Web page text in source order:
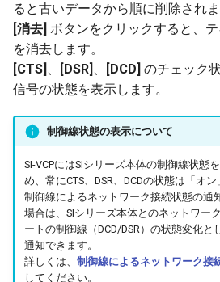
ると古いデータから順に削除されま
[消去] ボタンをクリックすると、
を消去します。
[CTS] 、 [DSR] 、 [DCD] のチェック
信号の状態を表示します。
制御線状態の表示について
SI-VCPにはSIシリーズ本体の制御線状態
め、常にCTS、DSR、DCDの状態は「オ
制御線によるネットワーク接続状態の通
場合は、SIシリーズ本体とのネットワー
ートの制御線（DCD/DSR）の状態変化と
通知できます。
詳しくは、 制御線によるネットワーク接
してください。